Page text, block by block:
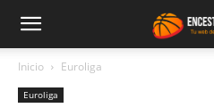
Inicio Euroliga
Euroliga